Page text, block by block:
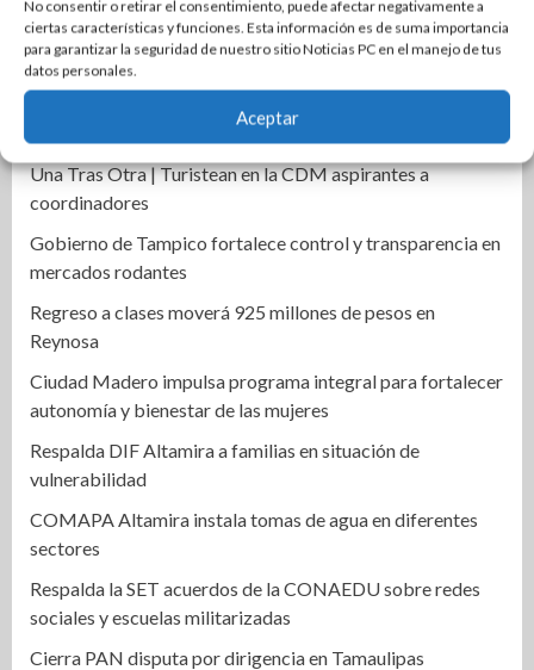
No consentir o retirar el consentimiento, puede afectar negativamente a
ciertas características y funciones. Esta información es de suma importancia
para garantizar la seguridad de nuestro sitio Noticias PC en el manejo de tus
datos personales.
Aceptar
Se incendia dulcería en pleno centro de El Mante; una
persona resulta intoxicada
Una Tras Otra | Turistean en la CDM aspirantes a
coordinadores
Gobierno de Tampico fortalece control y transparencia en
mercados rodantes
Regreso a clases moverá 925 millones de pesos en
Reynosa
Ciudad Madero impulsa programa integral para fortalecer
autonomía y bienestar de las mujeres
Respalda DIF Altamira a familias en situación de
vulnerabilidad
COMAPA Altamira instala tomas de agua en diferentes
sectores
Respalda la SET acuerdos de la CONAEDU sobre redes
sociales y escuelas militarizadas
Cierra PAN disputa por dirigencia en Tamaulipas